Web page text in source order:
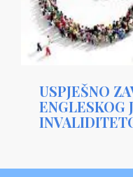
USPJEŠNO
ENGLESKOG